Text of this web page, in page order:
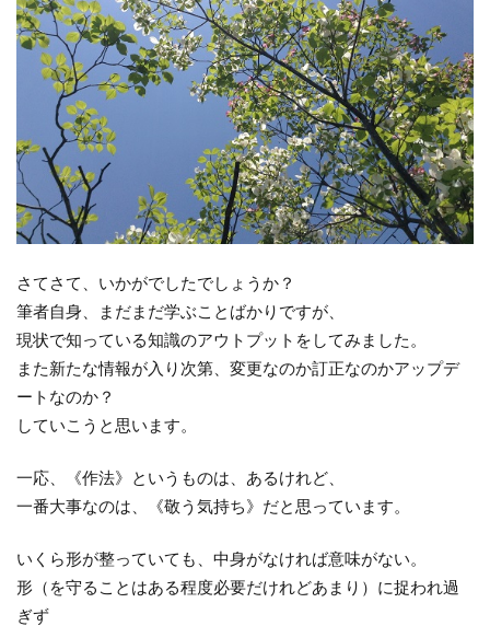
さてさて、いかがでしたでしょうか？
筆者自身、まだまだ学ぶことばかりですが、
現状で知っている知識のアウトプットをしてみました。
また新たな情報が入り次第、変更なのか訂正なのかアップデ
ートなのか？
していこうと思います。
一応、《作法》というものは、あるけれど、
一番大事なのは、《敬う気持ち》だと思っています。
いくら形が整っていても、中身がなければ意味がない。
形（を守ることはある程度必要だけれどあまり）に捉われ過
ぎず